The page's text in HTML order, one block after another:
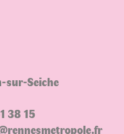
sur-Seiche
38 15